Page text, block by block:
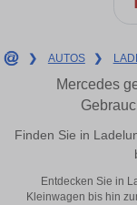
❯ AUTOS ❯
Mercedes
Finden Sie in
Entdecken Sie in
Kleinwagen bis hin